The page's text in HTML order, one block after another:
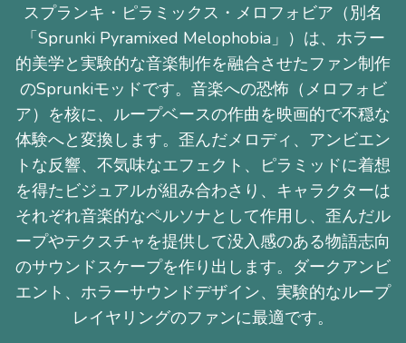
スプランキ・ピラミックス・メロフォビア（別名
「Sprunki Pyramixed Melophobia」）は、ホラー
的美学と実験的な音楽制作を融合させたファン制作
のSprunkiモッドです。音楽への恐怖（メロフォビ
ア）を核に、ループベースの作曲を映画的で不穏な
体験へと変換します。歪んだメロディ、アンビエン
トな反響、不気味なエフェクト、ピラミッドに着想
を得たビジュアルが組み合わさり、キャラクターは
それぞれ音楽的なペルソナとして作用し、歪んだル
ープやテクスチャを提供して没入感のある物語志向
のサウンドスケープを作り出します。ダークアンビ
エント、ホラーサウンドデザイン、実験的なループ
レイヤリングのファンに最適です。